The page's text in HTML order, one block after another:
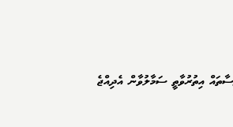
އިތުރުވާތީ ސަމާލުވާން އެދިއްޖެ